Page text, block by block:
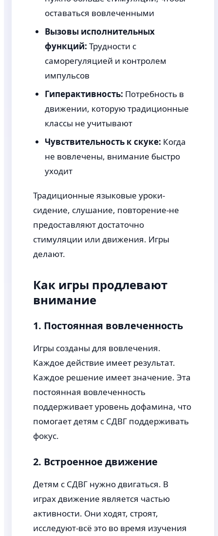
оставаться вовлеченными
Вызовы исполнительных
функций: Трудности с
саморегуляцией и контролем
импульсов
Гиперактивность: Потребность в
движении, которую традиционные
классы не учитывают
Чувствительность к скуке: Когда
не вовлечены, внимание быстро
уходит
Традиционные языковые уроки-
сидение, слушание, повторение-не
предоставляют достаточно
стимуляции или движения. Игры
делают.
Как игры продлевают
внимание
1. Постоянная вовлеченность
Игры созданы для вовлечения.
Каждое действие имеет результат.
Каждое решение имеет значение. Эта
постоянная вовлеченность
поддерживает уровень дофамина, что
помогает детям с СДВГ поддерживать
фокус.
2. Встроенное движение
Детям с СДВГ нужно двигаться. В
играх движение является частью
активности. Они ходят, строят,
исследуют-всё это во время изучения